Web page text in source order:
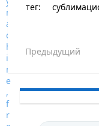
тег:
Предыдущий